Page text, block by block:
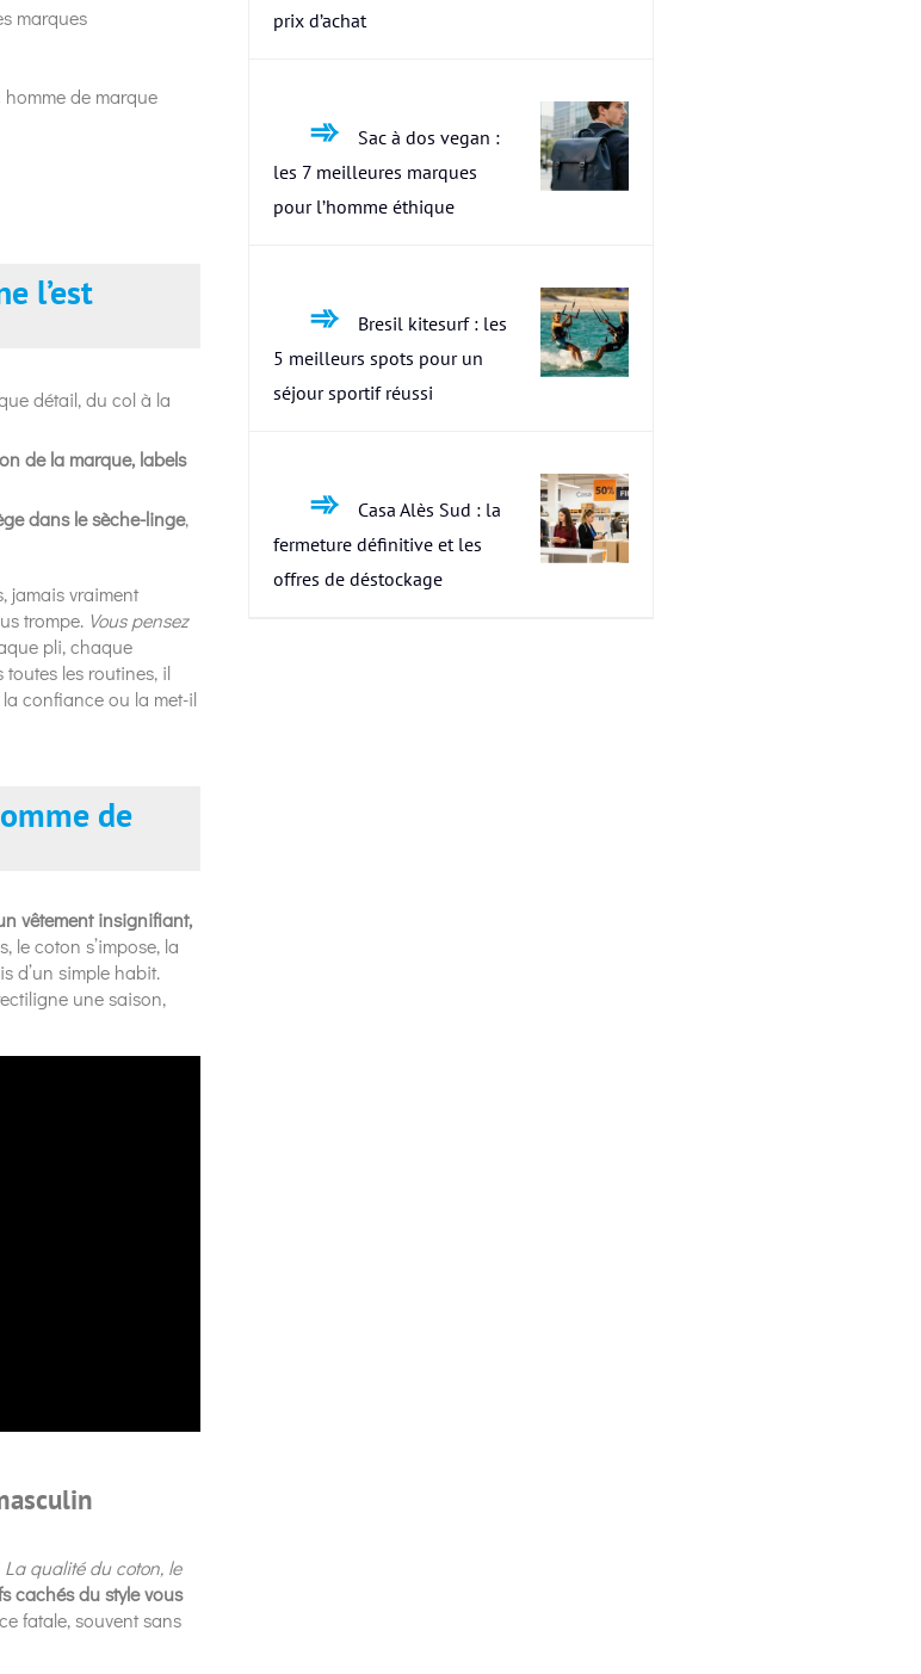
marques
de marque
l’est
détail, du col à la
de la marque, labels
dans le sèche-linge,
jamais vraiment
trompe. Vous pensez
pli, chaque
les routines, il
confiance ou la met-il
de
vêtement insignifiant,
le coton s’impose, la
d’un simple habit.
une saison,
La qualité du coton, le
cachés du style vous
fatale, souvent sans
prix d’achat
Sac à dos vegan :
les 7 meilleures marques
pour l’homme éthique
Bresil kitesurf : les
5 meilleurs spots pour un
séjour sportif réussi
Casa Alès Sud : la
fermeture définitive et les
offres de déstockage